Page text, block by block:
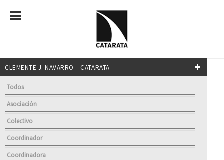
CLEMENTE J. NAVARRO – CATARATA
Todos
Asociación
Colectivo
Coordinador
Coordinadora